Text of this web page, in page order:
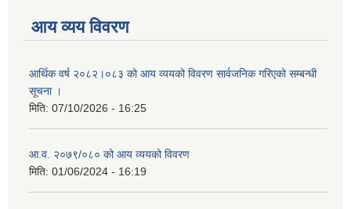
आय व्यय विवरण
आर्थिक वर्ष २०८२।०८३ को आय व्ययको विवरण सार्वजनिक गरिएको सम्बन्धी
सूचना ।
मिति: 07/10/2026 - 16:25
आ.व. २०७९/०८० को आय व्ययको विवरण
मिति: 01/06/2024 - 16:19